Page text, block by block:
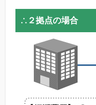
∴２拠点の場合